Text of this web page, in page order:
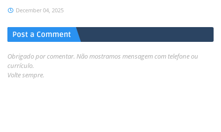
December 04, 2025
Post a Comment
Obrigado por comentar. Não mostramos mensagem com telefone ou
currículo.
Volte sempre.